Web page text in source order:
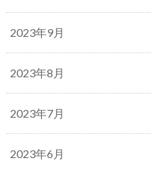
2023年9月
2023年8月
2023年7月
2023年6月